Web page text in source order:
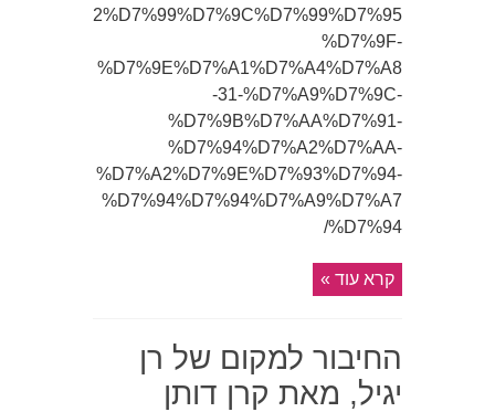
2%D7%99%D7%9C%D7%99%D7%95
%D7%9F-
%D7%9E%D7%A1%D7%A4%D7%A8
-31-%D7%A9%D7%9C-
%D7%9B%D7%AA%D7%91-
%D7%94%D7%A2%D7%AA-
%D7%A2%D7%9E%D7%93%D7%94-
%D7%94%D7%94%D7%A9%D7%A7
%D7%94/
קרא עוד »
החיבור למקום של רן
יגיל, מאת קרן דותן